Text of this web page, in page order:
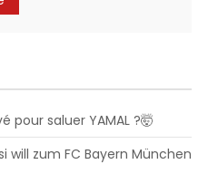
pour saluer YAMAL ?🤯
will zum FC Bayern München